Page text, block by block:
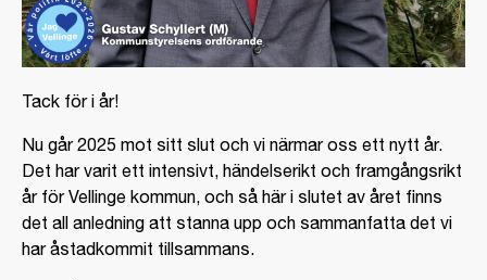
Tack för i år!
Nu går 2025 mot sitt slut och vi närmar oss ett nytt år.
Det har varit ett intensivt, händelserikt och framgångsrikt
år för Vellinge kommun, och så här i slutet av året finns
det all anledning att stanna upp och sammanfatta det vi
har åstadkommit tillsammans.